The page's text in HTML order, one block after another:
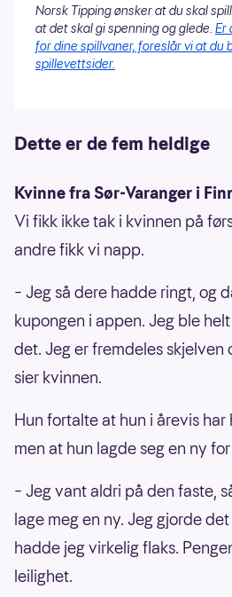
Norsk Tipping ønsker at du skal
at det skal gi spenning og glede. Er
for dine spillvaner, foreslår vi at du
spillevettsider.
Dette er de fem heldige
Kvinne fra Sør-Varanger i
Vi fikk ikke tak i kvinnen på
andre fikk vi napp.
– Jeg så dere hadde ringt, og
kupongen i appen. Jeg ble
det. Jeg er fremdeles skjelven
sier kvinnen.
Hun fortalte at hun i årevis
men at hun lagde seg en ny
– Jeg vant aldri på den faste,
lage meg en ny. Jeg gjorde
hadde jeg virkelig flaks.
leilighet.